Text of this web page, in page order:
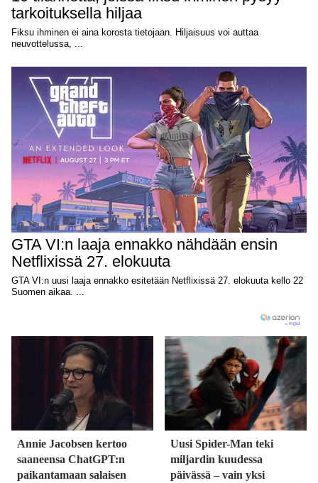
Annie Jacobsen kertoo
saaneensa ChatGPT:n
paikantamaan salaisen
Uusi Spider-Man teki
miljardin kuudessa
päivässä – vain yksi